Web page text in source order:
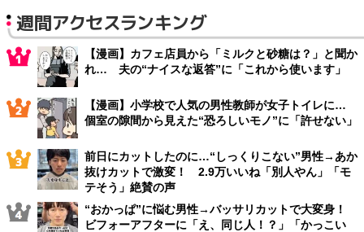
週間アクセスランキング
【漫画】カフェ店員から「ミルクと砂糖は？」と聞か
れ… 夫の“ナイスな返答”に「これから使います」
【漫画】小学校で人気の男性教師が女子トイレに…
個室の隙間から見えた“恐ろしいモノ”に「許せない」
前日にカットしたのに…“しっくりこない”男性→あか
抜けカットで激変！ 2.9万いいね「別人やん」「モ
テそう」絶賛の声
“おかっぱ”に悩む男性→バッサリカットで大変身！
ビフォーアフターに「え、同じ人！？」「かっこい